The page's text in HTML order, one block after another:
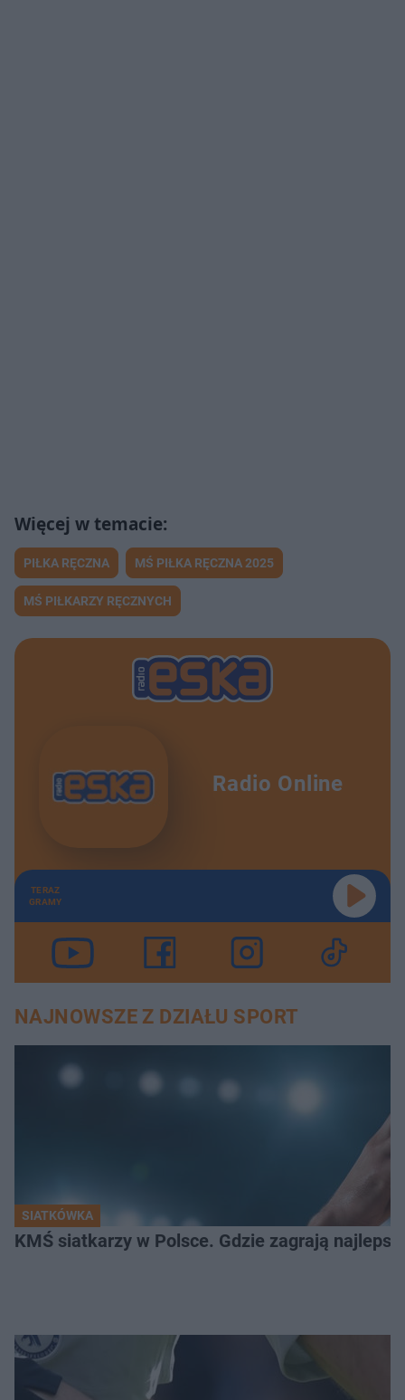
PIŁKA RĘCZNA MŚ PIŁKA RĘCZNA 2025
MŚ PIŁKARZY RĘCZNYCH
Radio Online
TERAZ
GRAMY
NAJNOWSZE Z DZIAŁU SPORT
SIATKÓWKA
KMŚ siatkarzy w Polsce. Gdzie zagrają